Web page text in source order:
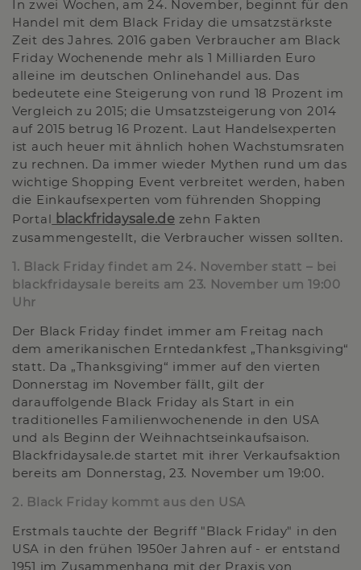
In zwei Wochen, am 24. November, beginnt für den
Handel mit dem Black Friday die umsatzstärkste
Zeit des Jahres. 2016 gaben Verbraucher am Black
Friday Wochenende mehr als 1 Milliarden Euro
alleine im deutschen Onlinehandel aus. Das
bedeutete eine Steigerung von rund 18 Prozent im
Vergleich zu 2015; die Umsatzsteigerung von 2014
auf 2015 betrug 16 Prozent. Laut Handelsexperten
ist auch heuer mit ähnlich hohen Wachstumsraten
zu rechnen. Da immer wieder Mythen rund um das
wichtige Shopping Event verbreitet werden, haben
die Einkaufsexperten vom führenden Shopping
Portal blackfridaysale.dezehn Fakten
zusammengestellt, die Verbraucher wissen sollten.
1. Black Friday findet am 24. November statt – bei
blackfridaysale bereits am 23. November um 19:00
Uhr
Der Black Friday findet immer am Freitag nach
dem amerikanischen Erntedankfest „Thanksgiving“
statt. Da „Thanksgiving“ immer auf den vierten
Donnerstag im November fällt, gilt der
darauffolgende Black Friday als Start in ein
traditionelles Familienwochenende in den USA
und als Beginn der Weihnachtseinkaufsaison.
Blackfridaysale.de startet mit ihrer Verkaufsaktion
bereits am Donnerstag, 23. November um 19:00.
2. Black Friday kommt aus den USA
Erstmals tauchte der Begriff "Black Friday" in den
USA in den frühen 1950er Jahren auf - er entstand
1951 im Zusammenhang mit der Praxis von